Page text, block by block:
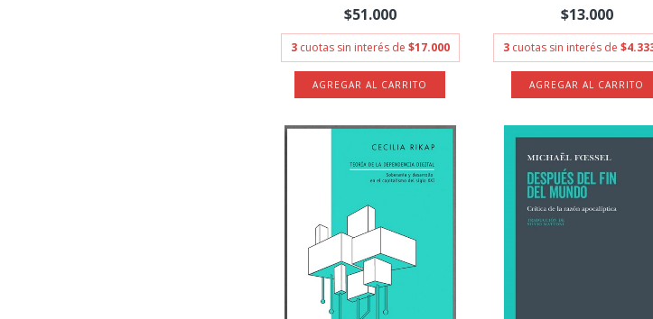
$51.000
3 cuotas sin interés de $17.000
$13.000
3 cuotas sin interés de